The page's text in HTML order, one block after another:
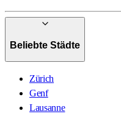
Beliebte Städte
Zürich
Genf
Lausanne